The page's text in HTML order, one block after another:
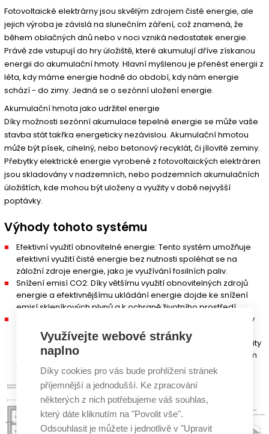
Fotovoltaické elektrárny jsou skvělým zdrojem čisté energie, ale
jejich výroba je závislá na slunečním záření, což znamená, že
během oblačných dnů nebo v noci vzniká nedostatek energie.
Právě zde vstupují do hry úložiště, které akumulují dříve získanou
energii do akumulační hmoty. Hlavní myšlenou je přenést energii z
léta, kdy máme energie hodně do období, kdy nám energie
schází - do zimy. Jedná se o sezónní uložení energie.
Akumulační hmota jako udržitel energie
Díky možnosti sezónní akumulace tepelné energie se může vaše
stavba stát takřka energeticky nezávislou. Akumulační hmotou
může být písek, cihelný, nebo betonový recyklát, či jílovité zeminy.
Přebytky elektrické energie vyrobené z fotovoltaických elektráren
jsou skladovány v nadzemních, nebo podzemních akumulačních
úložištích, kde mohou být uloženy a využity v době nejvyšší
poptávky.
Výhody tohoto systému
Efektivní využití obnovitelné energie: Tento systém umožňuje
efektivní využití čisté energie bez nutnosti spoléhat se na
záložní zdroje energie, jako je využívání fosilních paliv.
Snížení emisí CO2: Díky většímu využití obnovitelných zdrojů
energie a efektivnějšímu ukládání energie dojde ke snížení
emisí skleníkových plynů a k ochraně životního prostředí.
Přebytky energie získané z fotovoltaiky nepřijdou vniveč: Díky
akumulaci přímo u rodinného domu, nebo jiné občanské
stavby, můžou být přebytky energie ze solárních panelů využity
účelně přímo v místě spotřeby a nebude docházet k vysokým
tepelným ztrátám, vlivem dálkového přenosu.
Využívejte webové stránky
naplno
Díky cookies pro vás bude prohlížení stránek
příjemnější a jednodušší. Ke zpracování
některých z nich potřebujeme váš souhlas,
který dáte kliknutím na "Povolit vše".
Odsouhlasit je můžete i jednotlivě v "Upravit